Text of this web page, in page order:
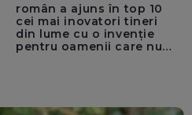
român a ajuns în top 10
cei mai inovatori tineri
din lume cu o invenție
pentru oamenii care nu